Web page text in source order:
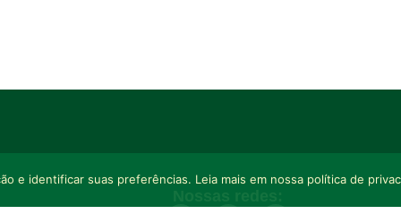
e identificar suas preferências. Leia mais em nossa política de